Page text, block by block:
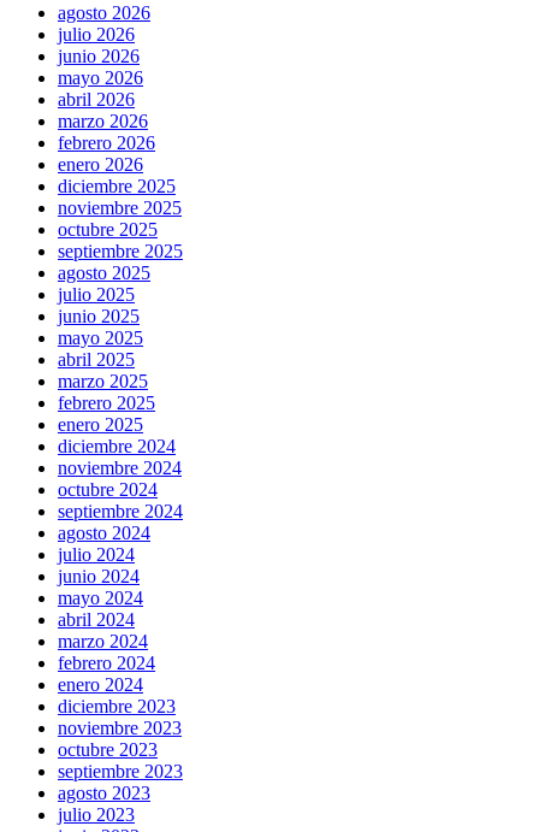
agosto 2026
julio 2026
junio 2026
mayo 2026
abril 2026
marzo 2026
febrero 2026
enero 2026
diciembre 2025
noviembre 2025
octubre 2025
septiembre 2025
agosto 2025
julio 2025
junio 2025
mayo 2025
abril 2025
marzo 2025
febrero 2025
enero 2025
diciembre 2024
noviembre 2024
octubre 2024
septiembre 2024
agosto 2024
julio 2024
junio 2024
mayo 2024
abril 2024
marzo 2024
febrero 2024
enero 2024
diciembre 2023
noviembre 2023
octubre 2023
septiembre 2023
agosto 2023
julio 2023